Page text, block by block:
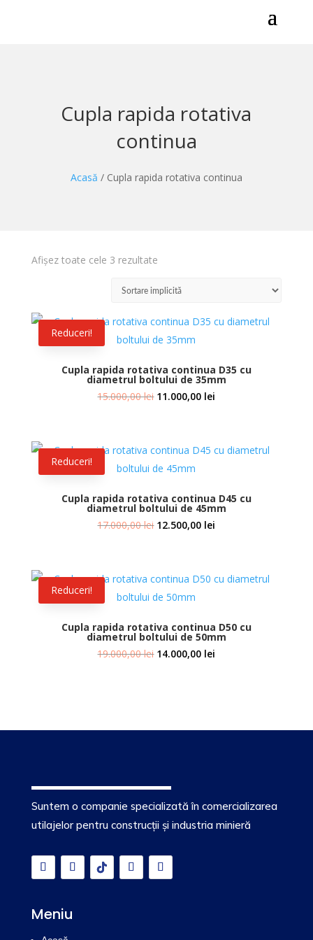
Cupla rapida rotativa
continua
Acasă / Cupla rapida rotativa continua
Afișez toate cele 3 rezultate
Reduceri!
Cupla rapida rotativa continua D35 cu
diametrul boltului de 35mm
15.000,00lei Prețul
fost:
15.000,00 lei.
11.000,00 lei
11.000,00 lei.
Reduceri!
Cupla rapida rotativa continua D45 cu
diametrul boltului de 45mm
17.000,00lei Prețul
fost:
17.000,00 lei.
12.500,00 lei
12.500,00 lei.
Reduceri!
Cupla rapida rotativa continua D50 cu
diametrul boltului de 50mm
19.000,00lei Prețul
14.000,00 lei
Suntem o companie specializată în comercializarea
utilajelor pentru construcții și industria minieră
Meniu